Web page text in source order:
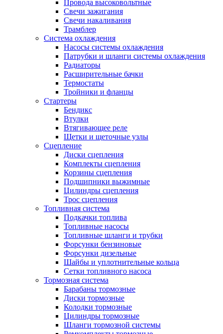
Провода высоковольтные
Свечи зажигания
Свечи накаливания
Трамблер
Система охлаждения
Насосы системы охлаждения
Патрубки и шланги системы охлаждения
Радиаторы
Расширительные бачки
Термостаты
Тройники и фланцы
Стартеры
Бендикс
Втулки
Втягивающее реле
Щетки и щеточные узлы
Сцепление
Диски сцепления
Комплекты сцепления
Корзины сцепления
Подшипники выжимные
Цилиндры сцепления
Трос сцепления
Топливная система
Подкачки топлива
Топливные насосы
Топливные шланги и трубки
Форсунки бензиновые
Форсунки дизельные
Шайбы и уплотнительные кольца
Сетки топливного насоса
Тормозная система
Барабаны тормозные
Диски тормозные
Колодки тормозные
Цилиндры тормозные
Шланги тормозной системы